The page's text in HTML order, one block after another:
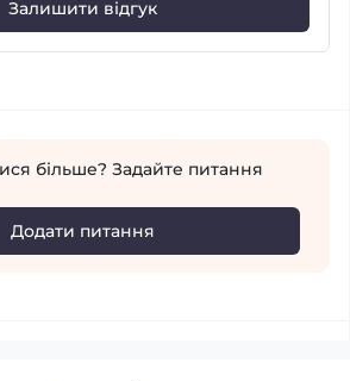
Залишити відгук
більше? Задайте питання
Додати питання